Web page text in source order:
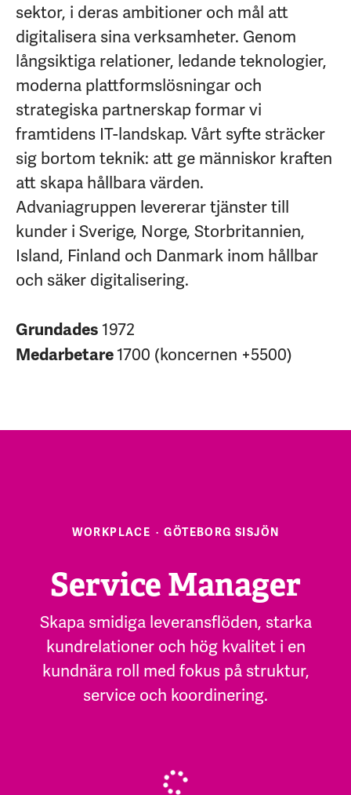
sektor, i deras ambitioner och mål att
digitalisera sina verksamheter. Genom
långsiktiga relationer, ledande teknologier,
moderna plattformslösningar och
strategiska partnerskap formar vi
framtidens IT-landskap. Vårt syfte sträcker
sig bortom teknik: att ge människor kraften
att skapa hållbara värden.
Advaniagruppen levererar tjänster till
kunder i Sverige, Norge, Storbritannien,
Island, Finland och Danmark inom hållbar
och säker digitalisering.
Grundades1972
Medarbetare1700 (koncernen +5500)
WORKPLACE · GÖTEBORG SISJÖN
Service Manager
Skapa smidiga leveransflöden, starka
kundrelationer och hög kvalitet i en
kundnära roll med fokus på struktur,
service och koordinering.